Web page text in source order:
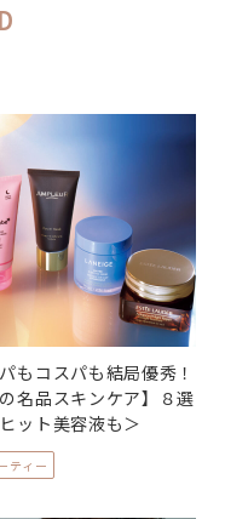
もコスパも結局優秀！
の名品スキンケア】８選
ット美容液も＞
ティー